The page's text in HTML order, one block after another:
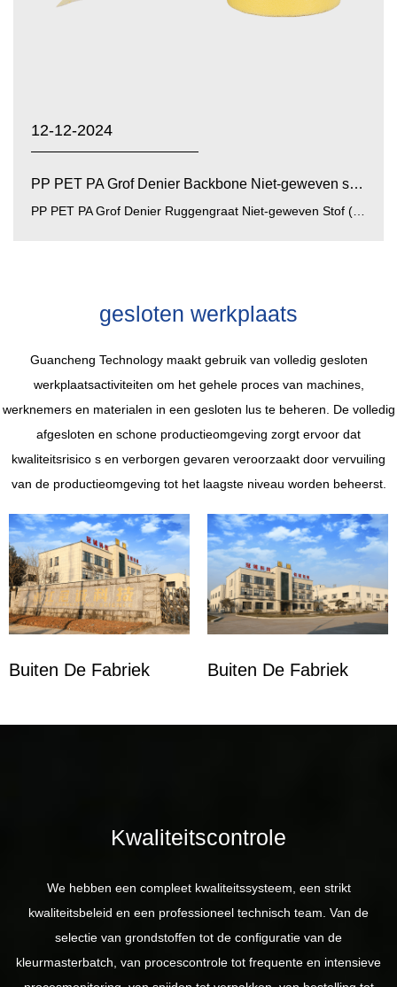
12-12-2024
PP PET PA Grof Denier Backbone Niet-geweven stof: mater...
gesloten werkplaats
Guancheng Technology maakt gebruik van volledig gesloten
werkplaatsactiviteiten om het gehele proces van machines,
werknemers en materialen in een gesloten lus te beheren. De volledig
afgesloten en schone productieomgeving zorgt ervoor dat
kwaliteitsrisico s en verborgen gevaren veroorzaakt door vervuiling
van de productieomgeving tot het laagste niveau worden beheerst.
Buiten De Fabriek Buiten De Fabriek
Kwaliteitscontrole
We hebben een compleet kwaliteitssysteem, een strikt
kwaliteitsbeleid en een professioneel technisch team. Van de
selectie van grondstoffen tot de configuratie van de
kleurmasterbatch, van procescontrole tot frequente en intensieve